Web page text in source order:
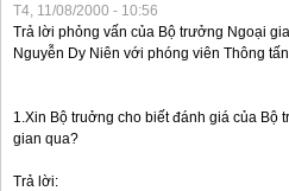
T4, 11/08/2000 - 10:56
Trả lời phỏng vấn của Bộ trưởng Ngoại
Nguyễn Dy Niên với phóng viên Thông
1.Xin Bộ truởng cho biết đánh giá của
gian qua?
Trả lời: